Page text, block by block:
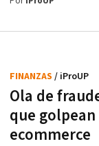
Ola de
que
ecommerce
FINANZAS / iProUP